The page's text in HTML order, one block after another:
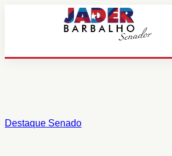
conteúdo
Destaque Senado